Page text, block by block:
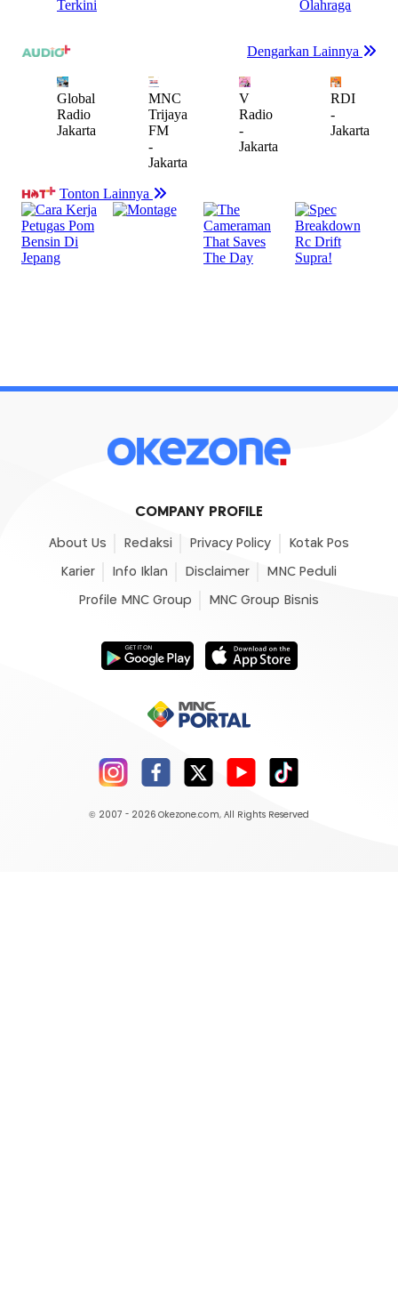
COMPANY PROFILE
About Us Redaksi Privacy Policy Kotak Pos
Karier Info Iklan Disclaimer MNC Peduli
Profile MNC Group MNC Group Bisnis
© 2007 - 2026 Okezone.com, All Rights Reserved